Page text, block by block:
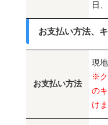
日
お支払い方法、
お支払い方法
現
※ク
の
け